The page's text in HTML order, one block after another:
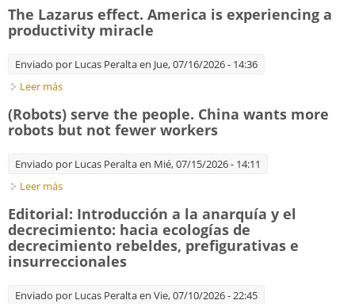
The Lazarus effect. America is experiencing a
productivity miracle
Enviado por Lucas Peraltaen Jue, 07/16/2026 - 14:36
Leer más
(Robots) serve the people. China wants more
robots but not fewer workers
Enviado por Lucas Peraltaen Mié, 07/15/2026 - 14:11
Leer más
Editorial: Introducción a la anarquía y el
decrecimiento: hacia ecologías de
decrecimiento rebeldes, prefigurativas e
insurreccionales
Enviado por Lucas Peraltaen Vie, 07/10/2026 - 22:45